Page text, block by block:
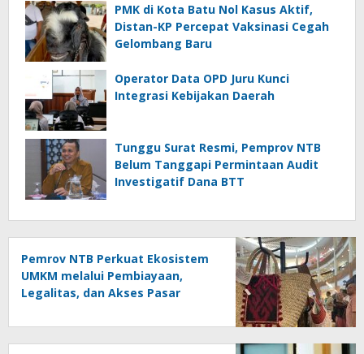
PMK di Kota Batu Nol Kasus Aktif,
Distan-KP Percepat Vaksinasi Cegah
Gelombang Baru
Operator Data OPD Juru Kunci
Integrasi Kebijakan Daerah
Tunggu Surat Resmi, Pemprov NTB
Belum Tanggapi Permintaan Audit
Investigatif Dana BTT
Pemrov NTB Perkuat Ekosistem
UMKM melalui Pembiayaan,
Legalitas, dan Akses Pasar